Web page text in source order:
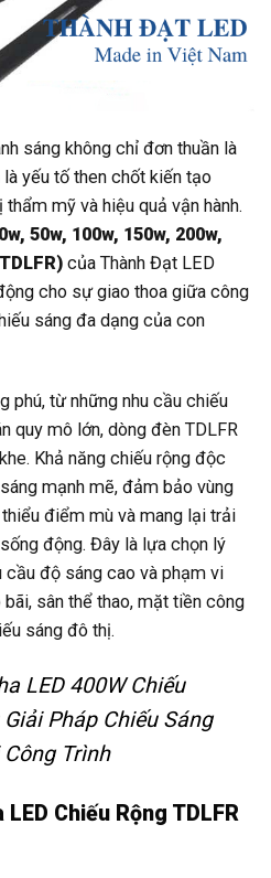
sáng không chỉ đơn thuần là
yếu tố then chốt kiến tạo
mỹ và hiệu quả vận hành.
50w, 100w, 150w, 200w,
của Thành Đạt LED
cho sự giao thoa giữa công
sáng đa dạng của con
phú, từ những nhu cầu chiếu
quy mô lớn, dòng đèn TDLFR
Khả năng chiếu rộng độc
mạnh mẽ, đảm bảo vùng
điểm mù và mang lại trải
động. Đây là lựa chọn lý
độ sáng cao và phạm vi
sân thể thao, mặt tiền công
sáng đô thị.
LED 400W Chiếu
Pháp Chiếu Sáng
Trình
Chiếu Rộng TDLFR